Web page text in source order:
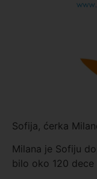
Sofija, ćerka
Milana je Sofiju
bilo oko 120